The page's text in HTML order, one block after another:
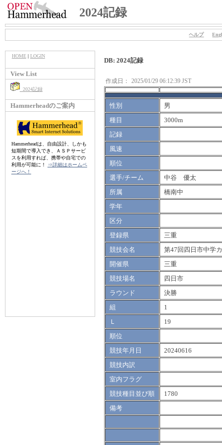
2024記録
ヘルプ
HOME| LOGIN
View List
2024記録
Hammerheadのご案内
Hammerheadは、自由設計、しかも
短期間で導入でき、ＡＳＰサービ
スを利用すれば、携帯や自宅での
利用が可能に！
⇒詳細はホームペ
ージへ！
DB: 2024記録
作成日： 2025/01/29 06:12:39 JST
性別
男
種目
3000m
記録
風速
順位
選手/チーム
中谷 優太
所属
橋南中
学年
区分
登録県
三重
競技会名
第47回四日市中学
開催県
三重
競技場名
四日市
ラウンド
決勝
組
1
Ｌ
19
順位
競技年月日
20240616
競技内訳
室内フラグ
競技種目並び順
1780
備考